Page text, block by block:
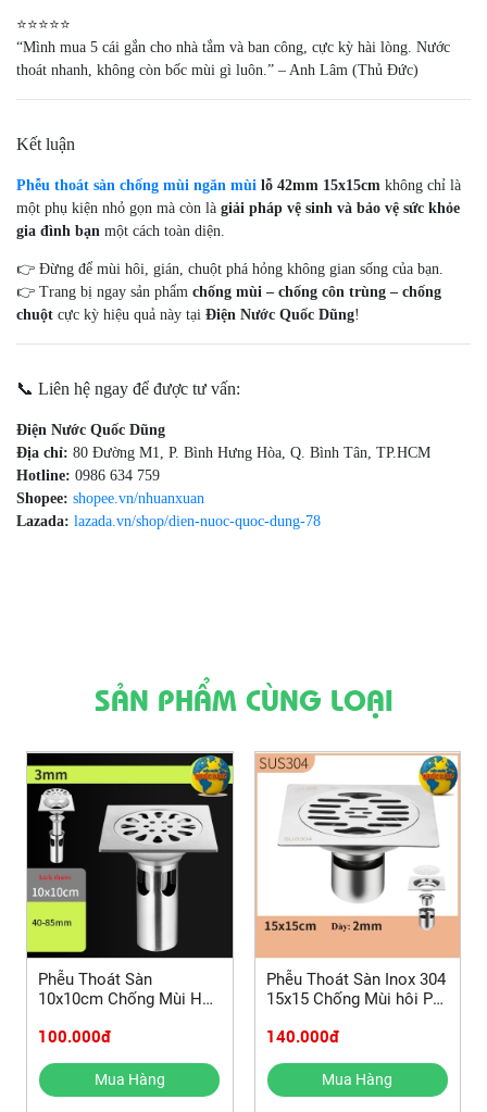
⭐️⭐️⭐️⭐️⭐️
“Mình mua 5 cái gắn cho nhà tắm và ban công, cực kỳ hài lòng. Nước
thoát nhanh, không còn bốc mùi gì luôn.” – Anh Lâm (Thủ Đức)
Kết luận
Phễu thoát sàn chống mùi ngăn mùi lỗ 42mm 15x15cm không chỉ là
một phụ kiện nhỏ gọn mà còn là giải pháp vệ sinh và bảo vệ sức khỏe
gia đình bạn một cách toàn diện.
👉 Đừng để mùi hôi, gián, chuột phá hỏng không gian sống của bạn.
👉 Trang bị ngay sản phẩm chống mùi – chống côn trùng – chống
chuột cực kỳ hiệu quả này tại Điện Nước Quốc Dũng!
📞 Liên hệ ngay để được tư vấn:
Điện Nước Quốc Dũng
Địa chỉ: 80 Đường M1, P. Bình Hưng Hòa, Q. Bình Tân, TP.HCM
Hotline: 0986 634 759
Shopee: shopee.vn/nhuanxuan
Lazada: lazada.vn/shop/dien-nuoc-quoc-dung-78
SẢN PHẨM CÙNG LOẠI
Phễu Thoát Sàn
10x10cm Chống Mùi Hôi
100.000đ
Mua Hàng
Phễu Thoát Sàn Inox 304
15x15 Chống Mùi hôi Phi
140.000đ
Mua Hàng